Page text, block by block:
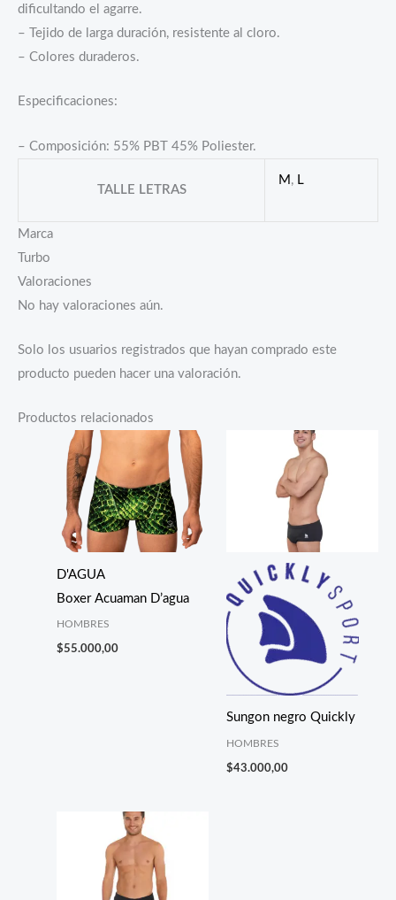
dificultando el agarre.
– Tejido de larga duración, resistente al cloro.
– Colores duraderos.
Especificaciones:
– Composición: 55% PBT 45% Poliester.
TALLE LETRAS
M , L
Marca
Turbo
Valoraciones
No hay valoraciones aún.
Solo los usuarios registrados que hayan comprado este
producto pueden hacer una valoración.
Productos relacionados
D'AGUA
Boxer Acuaman D’agua
HOMBRES
$55.000,00
Sungon negro Quickly
HOMBRES
$43.000,00